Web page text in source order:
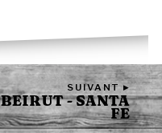
SUIVANT ▸
BEIRUT - SANTA
FE